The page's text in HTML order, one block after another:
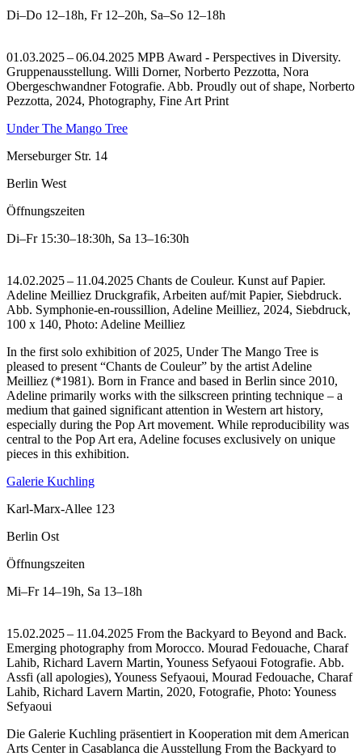
Di–Do 12–18h, Fr 12–20h, Sa–So 12–18h
01.03.2025 – 06.04.2025 MPB Award - Perspectives in Diversity.
Gruppenausstellung. Willi Dorner, Norberto Pezzotta, Nora
Obergeschwandner Fotografie. Abb. Proudly out of shape, Norberto
Pezzotta, 2024, Photography, Fine Art Print
Under The Mango Tree
Merseburger Str. 14
Berlin West
Öffnungszeiten
Di–Fr 15:30–18:30h, Sa 13–16:30h
14.02.2025 – 11.04.2025 Chants de Couleur. Kunst auf Papier.
Adeline Meilliez Druckgrafik, Arbeiten auf/mit Papier, Siebdruck.
Abb. Symphonie-en-roussillion, Adeline Meilliez, 2024, Siebdruck,
100 x 140, Photo: Adeline Meilliez
In the first solo exhibition of 2025, Under The Mango Tree is
pleased to present “Chants de Couleur” by the artist Adeline
Meilliez (*1981). Born in France and based in Berlin since 2010,
Adeline primarily works with the silkscreen printing technique – a
medium that gained significant attention in Western art history,
especially during the Pop Art movement. While reproducibility was
central to the Pop Art era, Adeline focuses exclusively on unique
pieces in this exhibition.
Galerie Kuchling
Karl-Marx-Allee 123
Berlin Ost
Öffnungszeiten
Mi–Fr 14–19h, Sa 13–18h
15.02.2025 – 11.04.2025 From the Backyard to Beyond and Back.
Emerging photography from Morocco. Mourad Fedouache, Charaf
Lahib, Richard Lavern Martin, Youness Sefyaoui Fotografie. Abb.
Assfi (all apologies), Youness Sefyaoui, Mourad Fedouache, Charaf
Lahib, Richard Lavern Martin, 2020, Fotografie, Photo: Youness
Sefyaoui
Die Galerie Kuchling präsentiert in Kooperation mit dem American
Arts Center in Casablanca die Ausstellung From the Backyard to